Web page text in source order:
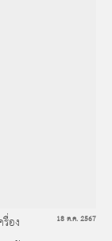
อง
18 ต.ค. 2567